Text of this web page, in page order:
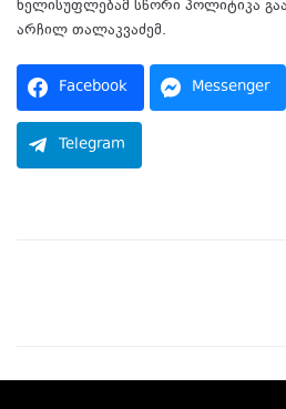
ხელისუფლებამ სწორი პოლიტიკა
არჩილ თალაკვაძემ.
Facebook Messenger
Telegram